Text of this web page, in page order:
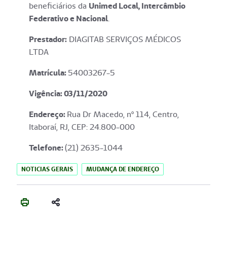
beneficiários da Unimed Local, Intercâmbio
Federativo e Nacional.
Prestador: DIAGITAB SERVIÇOS MÉDICOS
LTDA
Matrícula:54003267-5
Vigência: 03/11/2020
Endereço:Rua Dr Macedo, nº 114, Centro,
Itaboraí, RJ, CEP: 24.800-000
Telefone:(21) 2635-1044
NOTICIAS GERAIS MUDANÇA DE ENDEREÇO